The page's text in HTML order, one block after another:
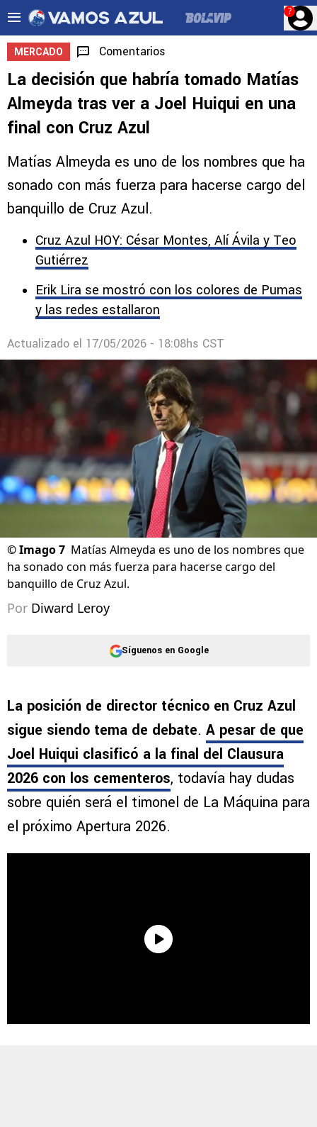
?
MERCADO Comentarios
La decisión que habría tomado Matías
Almeyda tras ver a Joel Huiqui en una
final con Cruz Azul
Matías Almeyda es uno de los nombres que ha
sonado con más fuerza para hacerse cargo del
banquillo de Cruz Azul.
Cruz Azul HOY: César Montes, Alí Ávila y Teo
Gutiérrez
Erik Lira se mostró con los colores de Pumas
y las redes estallaron
Actualizado el 17/05/2026 - 18:08hs CST
©Imago 7 Matías Almeyda es uno de los nombres que
ha sonado con más fuerza para hacerse cargo del
banquillo de Cruz Azul.
Por Diward Leroy
Síguenos en Google
La posición de director técnico en Cruz Azul
sigue siendo tema de debate. A pesar de que
Joel Huiqui clasificó a la final del Clausura
2026 con los cementeros, todavía hay dudas
sobre quién será el timonel de La Máquina para
el próximo Apertura 2026.